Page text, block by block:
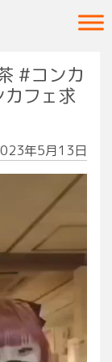
#コンカ
フェ求
年5月13日